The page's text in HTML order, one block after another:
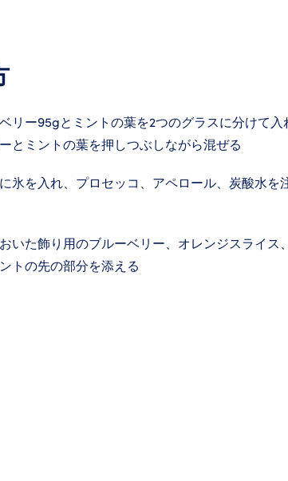
リー95gとミントの葉を2つのグラスに分けて入
とミントの葉を押しつぶしながら混ぜる
氷を入れ、プロセッコ、アペロール、炭酸水を
いた飾り用のブルーベリー、オレンジスライス
トの先の部分を添える